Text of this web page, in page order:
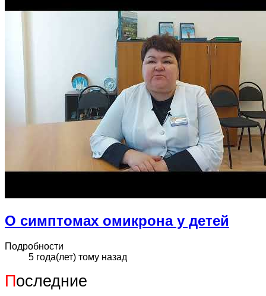
О симптомах омикрона у детей
Подробности
5 года(лет) тому назад
Последние